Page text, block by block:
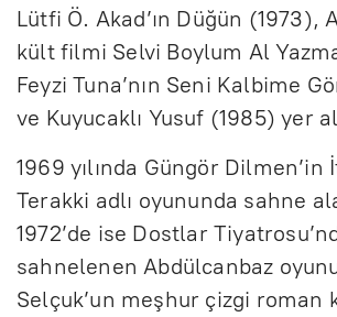
Lütfi Ö. Akad’ın Düğün (1973),
kült filmi Selvi Boylum Al
Feyzi Tuna’nın Seni Kalbime
ve Kuyucaklı Yusuf (1985) yer
1969 yılında Güngör Dilmen’in
Terakki adlı oyununda sahne
1972’de ise Dostlar
sahnelenen Abdülcanbaz
Selçuk’un meşhur çizgi roman